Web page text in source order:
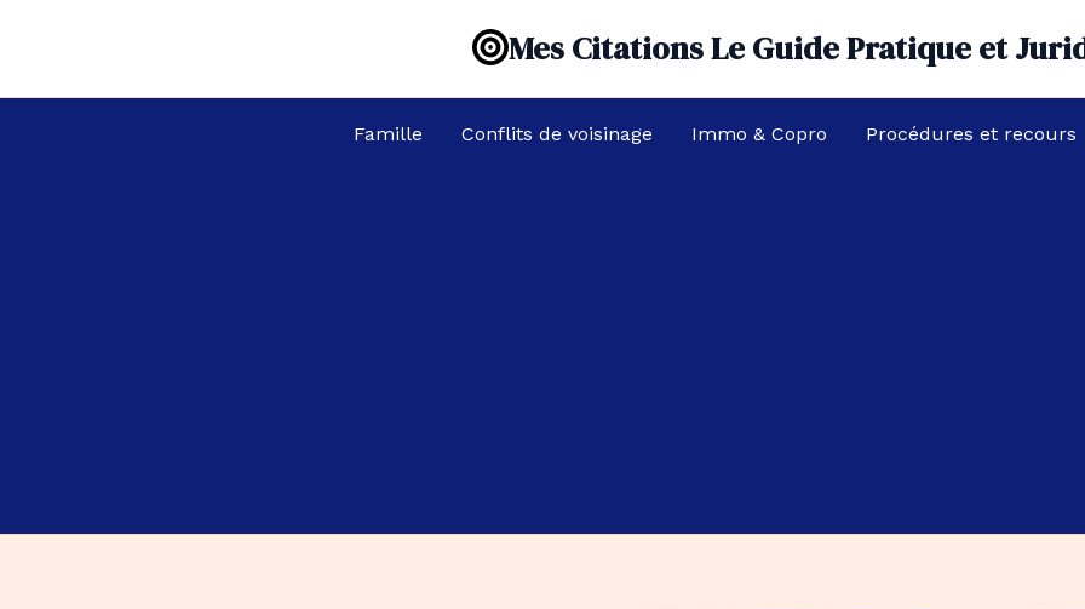
Mes Citations Le Guide Pratique et
Famille Conflits de voisinage Immo & Copro Procédures et recours